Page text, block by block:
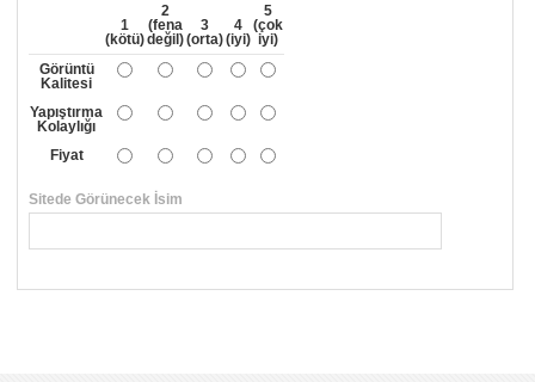
1
(kötü)
2
(fena
değil)
3
(orta)
4
(iyi)
5
(çok
iyi)
Görüntü
Kalitesi
Yapıştırma
Kolaylığı
Fiyat
Sitede Görünecek İsim